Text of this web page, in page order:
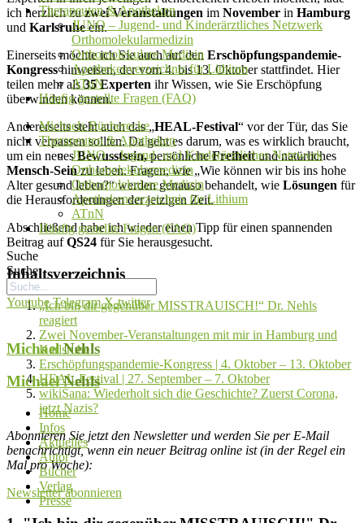
Therapeuten & Apotheken
JUNO – Jugend- und Kinderärztliches Netzwerk
Orthomolekularmedizin
Orthomolekulare Medizin
Apothekenverzeichnis für Lithium
ATnN
Häufig gestellte Fragen (FAQ)
Michaels Bücherecke
Therapeuten & Apotheken
JUNO – Jugend- und Kinderärztliches Netzwerk
Orthomolekularmedizin
Orthomolekulare Medizin
Apothekenverzeichnis für Lithium
ATnN
Häufig gestellte Fragen (FAQ)
Suche
Suche
Youtube Telegram X-twitter
MichaelNehls
MichaelNehls
Home
Infos
Aktuelles
Autor
Bücher
Verlag
Presse
ich herzlich zuzwei Veranstaltungen im November in Hamburg
und Karlsruheein.
Einerseits möchte ich Sie auch auf den Erschöpfungspandemie-
Kongresshinweisen, der vom 4. bis 13. Oktober stattfindet. Hier
teilen mehr als35 Experten ihr Wissen, wie Sie Erschöpfung
überwinden können.
Andererseits steht auch das „HEAL-Festival“ vor der Tür, das Sie
nicht verpassen sollten. Da geht es darum, was es wirklich braucht,
um ein neuesBewusstsein,persönlicheFreiheitund natürliches
Mensch-Seinzu leben. Fragen, wie „Wie können wir bis ins hohe
Alter gesund leben?“ werden genauso behandelt, wie Lösungen für
die Herausforderungen der jetzigen Zeit.
Abschließend habe ich wieder einen Tipp für einen spannenden
Beitrag aufQS24 für Sie herausgesucht.
Inhaltsverzeichnis
„Ich bin dir gegenüber MISSTRAUISCH!“ Dr. Nehls
reagiert​
Zwei November-Veranstaltungen mit mir in Hamburg und
Karlsruhe​
Erschöpfungspandemie-Kongress | 4. Oktober – 13. Oktober​​
HEAL-Festival | 27. September – 7. Oktober​
wikiSana: Wiederholt sich die Geschichte? Zuerst Corona,
jetzt Nazis?
Abonnieren Sie jetzt den Newsletter und werden Sie per E-Mail
benachrichtigt, wenn ein neuer Beitrag online ist (in der Regel ein
Mal pro Woche):
Newsletter abonnieren